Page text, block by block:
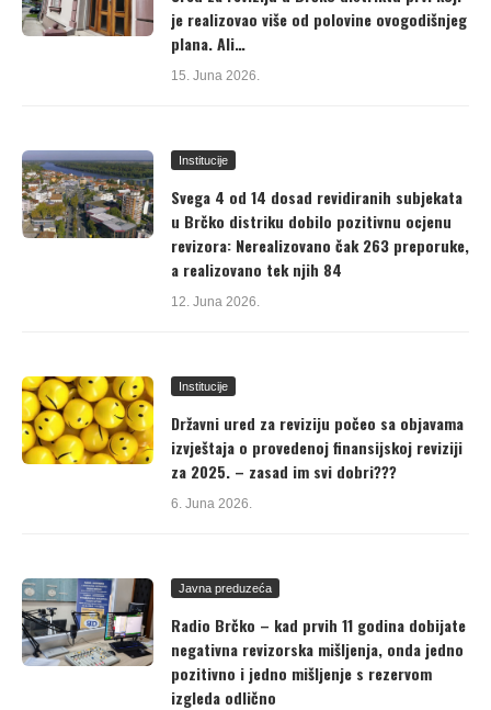
je realizovao više od polovine ovogodišnjeg
plana. Ali…
15. Juna 2026.
Institucije
Svega 4 od 14 dosad revidiranih subjekata
u Brčko distriku dobilo pozitivnu ocjenu
revizora: Nerealizovano čak 263 preporuke,
a realizovano tek njih 84
12. Juna 2026.
Institucije
Državni ured za reviziju počeo sa objavama
izvještaja o provedenoj finansijskoj reviziji
za 2025. – zasad im svi dobri???
6. Juna 2026.
Javna preduzeća
Radio Brčko – kad prvih 11 godina dobijate
negativna revizorska mišljenja, onda jedno
pozitivno i jedno mišljenje s rezervom
izgleda odlično